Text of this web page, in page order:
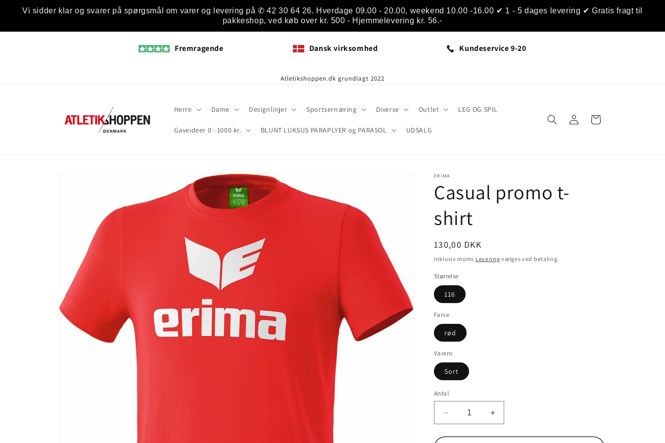
Vi sidder klar og svarer på spørgsmål om varer og levering på ✆ 42 30 64 26. Hverdage 09.00 - 20.00, weekend 10.00 -16.00 ✔ 1 - 5 dages levering ✔ Gratis fragt til
pakkeshop, ved køb over kr. 500 - Hjemmelevering kr. 56.-
Gå til
indhold
Fremragende Dansk virksomhed Kundeservice 9-20
Atletikshoppen.dk grundlagt 2022
Herre Dame Designlinjer Sportsernæring Diverse Outlet LEG OG SPIL
Gaveideer 0 - 1000 kr. BLUNT LUKSUS PARAPLYER og PARASOL UDSALG
Log
ind
Indkøbskurv
ERIMA
Casual promo t-
shirt
Normalpris
130,00 DKK
Inklusiv moms Levering vælges ved betaling.
Størrelse
116
Farve
rød
Varenr.
Sort
Antal
Reducer
antallet
for
Øg
antallet
for